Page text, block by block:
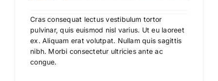
Cras consequat lectus vestibulum tortor
pulvinar, quis euismod nisl varius. Ut eu laoreet
ex. Aliquam erat volutpat. Nullam quis sagittis
nibh. Morbi consectetur ultricies ante ac
congue.